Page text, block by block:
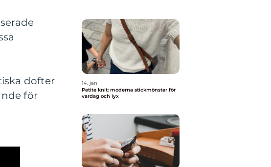
dofter
för
14. jan
Petite knit: moderna stickmönster för
vardag och lyx